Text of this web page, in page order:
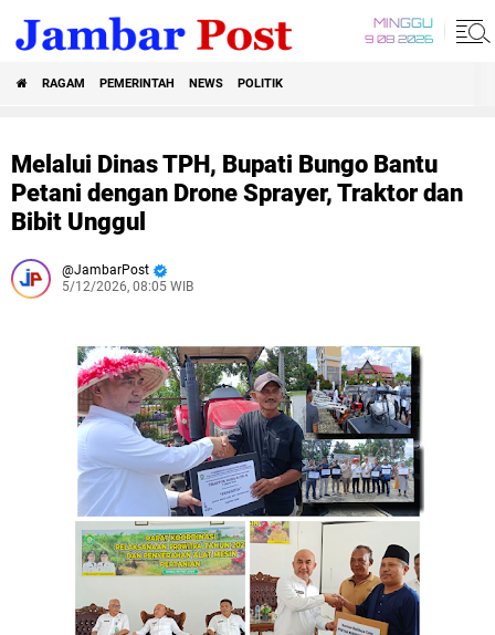
MINGGU
9 08 2026
RAGAM PEMERINTAH NEWS POLITIK
Melalui Dinas TPH, Bupati Bungo Bantu
Petani dengan Drone Sprayer, Traktor dan
Bibit Unggul
JambarPost
5/12/2026, 08:05 WIB